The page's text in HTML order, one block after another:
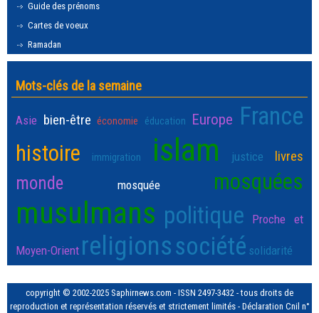
Guide des prénoms
Cartes de voeux
Ramadan
Mots-clés de la semaine
Asie bien-être économie éducation Europe France
histoire immigration islam justice livres
monde mosquée mosquées
musulmans politique Proche et
Moyen-Orient religionssociété solidarité
copyright © 2002-2025 Saphirnews.com - ISSN 2497-3432 - tous droits de
reproduction et représentation réservés et strictement limités - Déclaration Cnil n°